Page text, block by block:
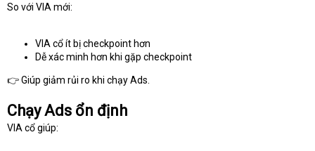
So với VIA mới:
VIA cổ ít bị checkpoint hơn
Dễ xác minh hơn khi gặp checkpoint
👉 Giúp giảm rủi ro khi chạy Ads.
Chạy Ads ổn định
VIA cổ giúp: